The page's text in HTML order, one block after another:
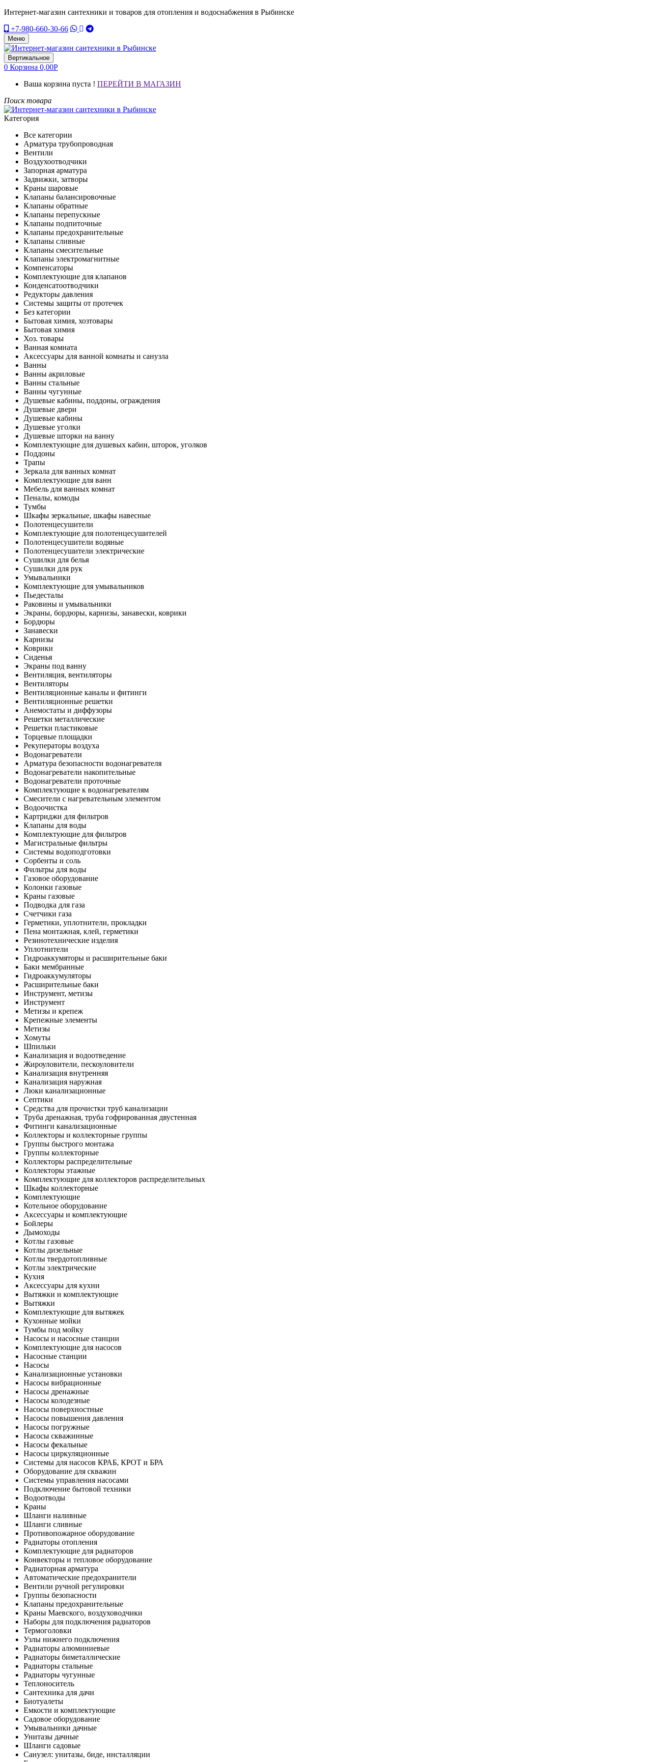
Интернет-магазин сантехники и товаров для отопления и водоснабжения в Рыбинске
+7-980-660-30-66
Меню
Вертикальное
0 Корзина 0,00Р
Ваша корзина пуста ! ПЕРЕЙТИ В МАГАЗИН
Поиск товара
Категория
Все категории
Арматура трубопроводная
Вентили
Воздухоотводчики
Запорная арматура
Задвижки, затворы
Краны шаровые
Клапаны балансировочные
Клапаны обратные
Клапаны перепускные
Клапаны подпиточные
Клапаны предохранительные
Клапаны сливные
Клапаны смесительные
Клапаны электромагнитные
Компенсаторы
Комплектующие для клапанов
Конденсатоотводчики
Редукторы давления
Системы защиты от протечек
Без категории
Бытовая химия, хозтовары
Бытовая химия
Хоз. товары
Ванная комната
Аксессуары для ванной комнаты и санузла
Ванны
Ванны акриловые
Ванны стальные
Ванны чугунные
Душевые кабины, поддоны, ограждения
Душевые двери
Душевые кабины
Душевые уголки
Душевые шторки на ванну
Комплектующие для душевых кабин, шторок, уголков
Поддоны
Трапы
Зеркала для ванных комнат
Комплектующие для ванн
Мебель для ванных комнат
Пеналы, комоды
Тумбы
Шкафы зеркальные, шкафы навесные
Полотенцесушители
Комплектующие для полотенцесушителей
Полотенцесушители водяные
Полотенцесушители электрические
Сушилки для белья
Сушилки для рук
Умывальники
Комплектующие для умывальников
Пьедесталы
Раковины и умывальники
Экраны, бордюры, карнизы, занавески, коврики
Бордюры
Занавески
Карнизы
Коврики
Сиденья
Экраны под ванну
Вентиляция, вентиляторы
Вентиляторы
Вентиляционные каналы и фитинги
Вентиляционные решетки
Анемостаты и диффузоры
Решетки металлические
Решетки пластиковые
Торцевые площадки
Рекуператоры воздуха
Водонагреватели
Арматура безопасности водонагревателя
Водонагреватели накопительные
Водонагреватели проточные
Комплектующие к водонагревателям
Смесители с нагревательным элементом
Водоочистка
Картриджи для фильтров
Клапаны для воды
Комплектующие для фильтров
Магистральные фильтры
Системы водоподготовки
Сорбенты и соль
Фильтры для воды
Газовое оборудование
Колонки газовые
Краны газовые
Подводка для газа
Счетчики газа
Герметики, уплотнители, прокладки
Пена монтажная, клей, герметики
Резинотехнические изделия
Уплотнители
Гидроаккумяторы и расширительные баки
Баки мембранные
Гидроаккумуляторы
Расширительные баки
Инструмент, метизы
Инструмент
Метизы и крепеж
Крепежные элементы
Метизы
Хомуты
Шпильки
Канализация и водоотведение
Жироуловители, пескоуловители
Канализация внутренняя
Канализация наружная
Люки канализационные
Септики
Средства для прочистки труб канализации
Труба дренажная, труба гофрированная двустенная
Фитинги канализационные
Коллекторы и коллекторные группы
Группы быстрого монтажа
Группы коллекторные
Коллекторы распределительные
Коллекторы этажные
Комплектующие для коллекторов распределительных
Шкафы коллекторные
Комплектующие
Котельное оборудование
Аксессуары и комплектующие
Бойлеры
Дымоходы
Котлы газовые
Котлы дизельные
Котлы твердотопливные
Котлы электрические
Кухня
Аксессуары для кухни
Вытяжки и комплектующие
Вытяжки
Комплектующие для вытяжек
Кухонные мойки
Тумбы под мойку
Насосы и насосные станции
Комплектующие для насосов
Насосные станции
Насосы
Канализационные установки
Насосы вибрационные
Насосы дренажные
Насосы колодезные
Насосы поверхностные
Насосы повышения давления
Насосы погружные
Насосы скважинные
Насосы фекальные
Насосы циркуляционные
Системы для насосов КРАБ, КРОТ и БРА
Оборудование для скважин
Системы управления насосами
Подключение бытовой техники
Водоотводы
Краны
Шланги наливные
Шланги сливные
Противопожарное оборудование
Радиаторы отопления
Комплектующие для радиаторов
Конвекторы и тепловое оборудование
Радиаторная арматура
Автоматические предохранители
Вентили ручной регулировки
Группы безопасности
Клапаны предохранительные
Краны Маевского, воздуховодчики
Наборы для подключения радиаторов
Термоголовки
Узлы нижнего подключения
Радиаторы алюминиевые
Радиаторы биметаллические
Радиаторы стальные
Радиаторы чугунные
Теплоноситель
Сантехника для дачи
Биотуалеты
Емкости и комплектующие
Садовое оборудование
Умывальники дачные
Унитазы дачные
Шланги садовые
Санузел: унитазы, биде, инсталляции